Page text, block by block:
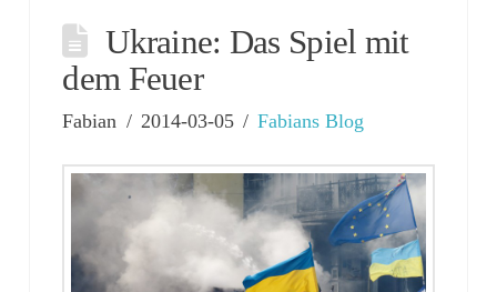
Ukraine: Das Spiel mit
dem Feuer
Fabian 2014-03-05 Fabians Blog